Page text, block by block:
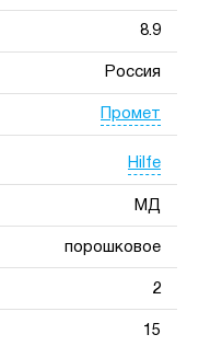
8.9
Россия
Промет
Hilfe
МД
порошковое
2
15